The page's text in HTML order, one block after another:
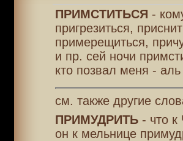
ПРИМСТИТЬСЯ -
пригрезиться,
примерещиться,
и пр. сей ночи
кто позвал меня -
см. также другие
ПРИМУДРИТЬ- что к
он к мельнице